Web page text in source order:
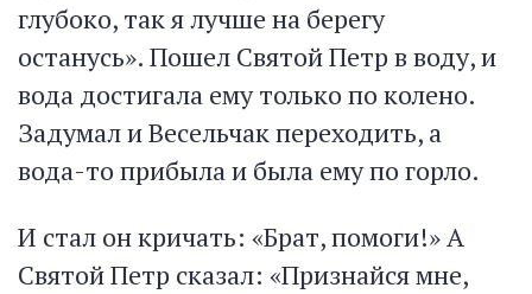
глубоко, так я лучше на берегу
останусь». Пошел Святой Петр в воду, и
вода достигала ему только по колено.
Задумал и Весельчак переходить, а
вода-то прибыла и была ему по горло.
И стал он кричать: «Брат, помоги!» А
Святой Петр сказал: «Признайся мне,